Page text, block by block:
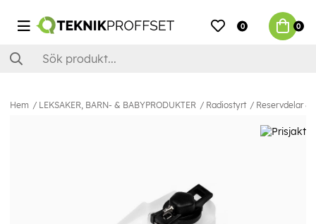
0 0
Hem LEKSAKER, BARN- & BABYPRODUKTER Radiostyrt Reservdelar &